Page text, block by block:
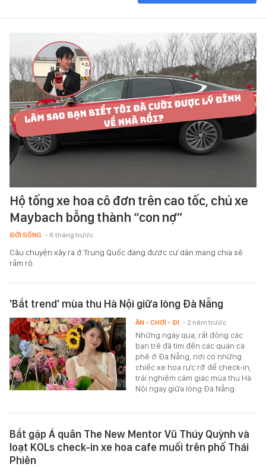
Hộ tống xe hoa cô đơn trên cao tốc, chủ xe
Maybach bỗng thành “con nợ”
ĐỜI SỐNG - 6 tháng trước
Câu chuyện xảy ra ở Trung Quốc đang được cư dân mạng chia sẻ
rầm rộ.
'Bắt trend' mùa thu Hà Nội giữa lòng Đà Nẵng
Những ngày qua, rất đông các
bạn trẻ đã tìm đến các quán cà
phê ở Đà Nẵng, nơi có những
chiếc xe hoa rực rỡ để check-in,
trải nghiệm cảm giác mùa thu Hà
Nội ngay giữa lòng Đà Nẵng.
ĂN - CHƠI - ĐI - 2 năm trước
Bắt gặp Á quân The New Mentor Vũ Thúy Quỳnh và
loạt KOLs check-in xe hoa cafe muối trên phố Thái
Phiên